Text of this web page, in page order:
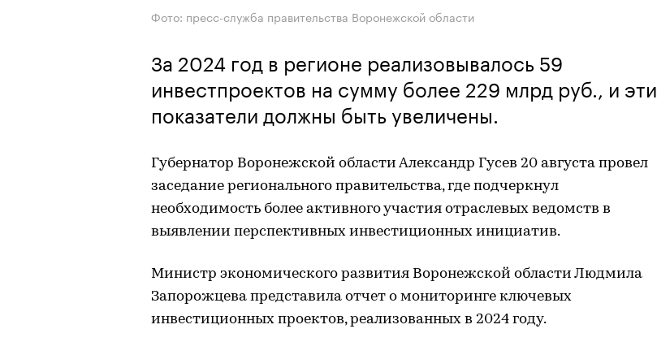
Фото: пресс-служба правительства Воронежской области
За 2024 год в регионе реализовывалось 59
инвестпроектов на сумму более 229 млрд руб., и эти
показатели должны быть увеличены.
Губернатор Воронежской области Александр Гусев 20 августа провел
заседание регионального правительства, где подчеркнул
необходимость более активного участия отраслевых ведомств в
выявлении перспективных инвестиционных инициатив.
Министр экономического развития Воронежской области Людмила
Запорожцева представила отчет о мониторинге ключевых
инвестиционных проектов, реализованных в 2024 году.